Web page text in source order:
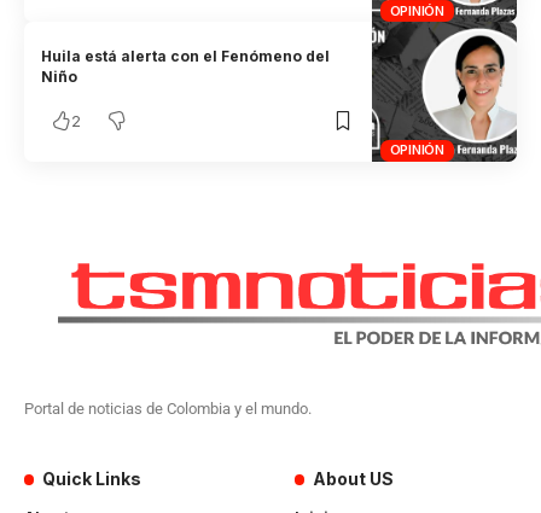
OPINIÓN
OPINIÓN
Huila está alerta con el Fenómeno del
Niño
2
Portal de noticias de Colombia y el mundo.
Quick Links About US